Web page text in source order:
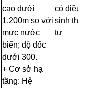
cao dưới
1.200m so với
mực nước
biển; độ dốc
dưới 300.
+ Cơ sở hạ
tầng: Hệ
có điều
sinh
tự